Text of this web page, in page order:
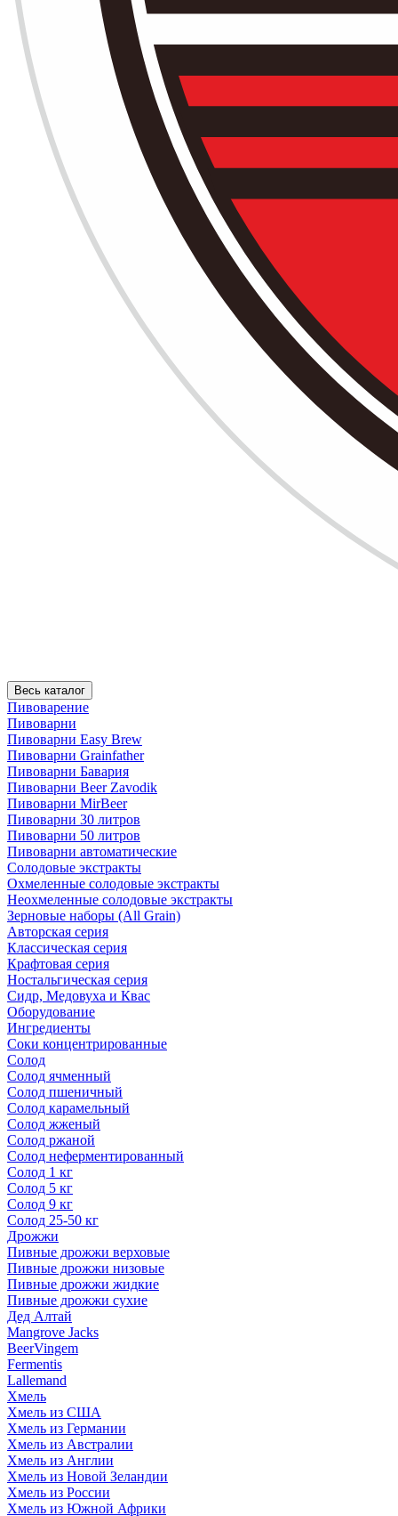
Весь каталог
Пивоварение
Пивоварни
Пивоварни Easy Brew
Пивоварни Grainfather
Пивоварни Бавария
Пивоварни Beer Zavodik
Пивоварни MirBeer
Пивоварни 30 литров
Пивоварни 50 литров
Пивоварни автоматические
Солодовые экстракты
Охмеленные солодовые экстракты
Неохмеленные солодовые экстракты
Зерновые наборы (All Grain)
Авторская серия
Классическая серия
Крафтовая серия
Ностальгическая серия
Сидр, Медовуха и Квас
Оборудование
Ингредиенты
Соки концентрированные
Солод
Солод ячменный
Солод пшеничный
Солод карамельный
Солод жженый
Солод ржаной
Солод неферментированный
Солод 1 кг
Солод 5 кг
Солод 9 кг
Солод 25-50 кг
Дрожжи
Пивные дрожжи верховые
Пивные дрожжи низовые
Пивные дрожжи жидкие
Пивные дрожжи сухие
Дед Алтай
Mangrove Jacks
BeerVingem
Fermentis
Lallemand
Хмель
Хмель из США
Хмель из Германии
Хмель из Австралии
Хмель из Англии
Хмель из Новой Зеландии
Хмель из России
Хмель из Южной Африки